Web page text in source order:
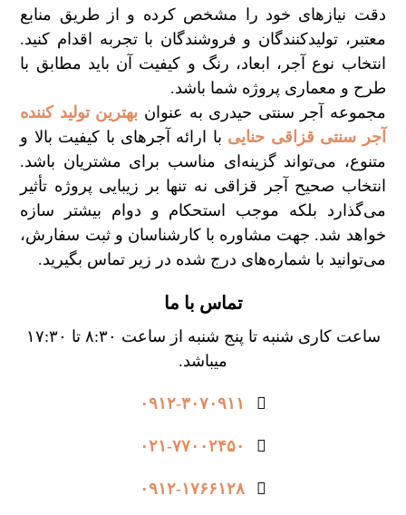
دقت نیازهای خود را مشخص کرده و از طریق منابع
معتبر، تولیدکنندگان و فروشندگان با تجربه اقدام کنید.
انتخاب نوع آجر، ابعاد، رنگ و کیفیت آن باید مطابق با
طرح و معماری پروژه شما باشد.
مجموعه آجر سنتی حیدری به عنوان بهترین تولید کننده
آجر سنتی قزاقی حنایی با ارائه آجرهای با کیفیت بالا و
متنوع، می‌تواند گزینه‌ای مناسب برای مشتریان باشد.
انتخاب صحیح آجر قزاقی نه تنها بر زیبایی پروژه تأثیر
می‌گذارد بلکه موجب استحکام و دوام بیشتر سازه
خواهد شد. جهت مشاوره با کارشناسان و ثبت سفارش،
می‌توانید با شماره‌های درج شده در زیر تماس بگیرید.
تماس با ما
ساعت کاری شنبه تا پنج شنبه از ساعت ۸:۳۰ تا ۱۷:۳۰
میباشد.
۰۹۱۲-۳۰۷۰۹۱۱
۰۲۱-۷۷۰۰۲۴۵۰
۰۹۱۲-۱۷۶۶۱۲۸